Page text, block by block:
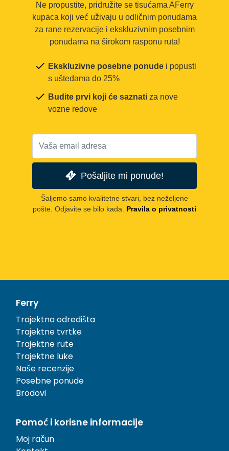
Ne propustite, pridružite se tisućama AFerry
kupaca koji već uživaju u odličnim ponudama
za rane rezervacije i ekskluzivnim posebnim
ponudama na širokom rasponu ruta!
Ekskluzivne posebne ponude i popusti
s uštedama do 25%
Budite prvi koji će saznati za nove
vozne redove
Pošaljite mi ponude!
Šaljemo samo kvalitetne stvari, bez neželjene
pošte. Odjavite se bilo kada.
Pravila o privatnosti
Ferry
Trajektna odredišta
Trajektne tvrtke
Trajektne rute
Trajektne luke
Naše recenzije
Posebne ponude
Brodovi
Pomoć i korisne informacije
Moj račun